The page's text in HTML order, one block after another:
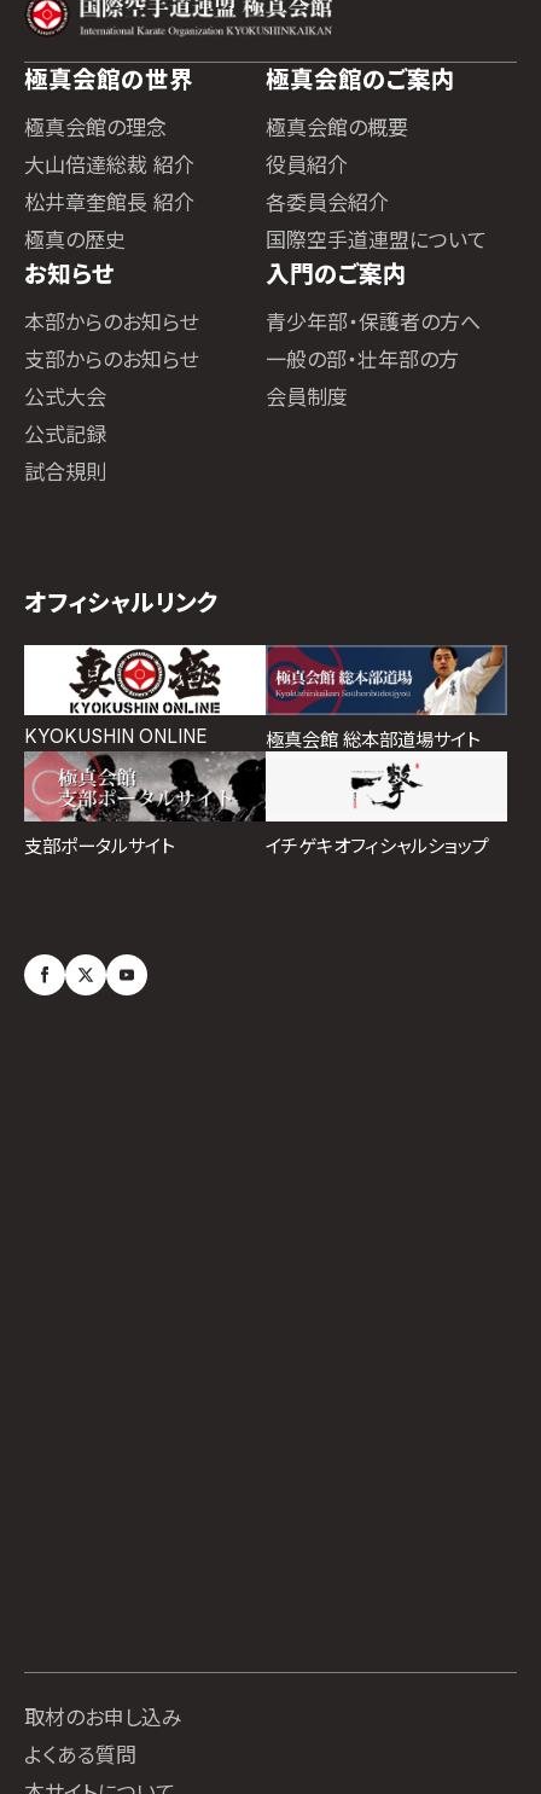
極真会館の世界
極真会館の理念
大山倍達総裁 紹介
松井章奎館長 紹介
極真の歴史
極真会館のご案内
極真会館の概要
役員紹介
各委員会紹介
国際空手道連盟について
お知らせ
本部からのお知らせ
支部からのお知らせ
公式大会
公式記録
試合規則
入門のご案内
青少年部・保護者の方へ
一般の部・壮年部の方
会員制度
オフィシャルリンク
KYOKUSHIN ONLINE 極真会館 総本部道場サイト
支部ポータルサイト イチゲキオフィシャルショップ
取材のお申し込み
よくある質問